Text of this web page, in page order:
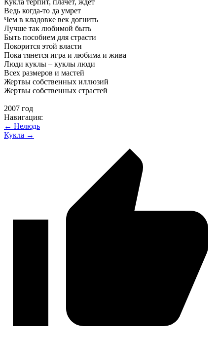
Кукла терпит, плачет, ждет
Ведь когда-то да умрет
Чем в кладовке век догнить
Лучше так любимой быть
Быть пособием для страсти
Покорится этой власти
Пока тянется игра и любима и жива
Люди куклы – куклы люди
Всех размеров и мастей
Жертвы собственных иллюзий
Жертвы собственных страстей
2007 год
Навигация:
← Нелюдь
Кукла →